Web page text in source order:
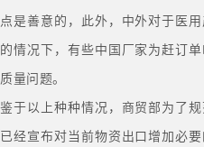
点是善意的，此外，中外对于医
的情况下，有些中国厂家为赶订
质量问题。
鉴于以上种种情况，商贸部为了
已经宣布对当前物资出口增加必